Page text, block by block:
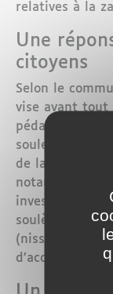
relatives à la
Une
citoyens
Selon le
vise avant
pédagogique :
soulevées par
de la zakat aux
notamment des
soulèvent des
(nissab), les
d’acquittement.